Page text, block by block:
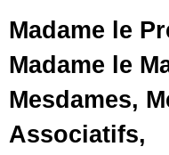
Madame le
Madame le
Mesdames,
Associatifs,